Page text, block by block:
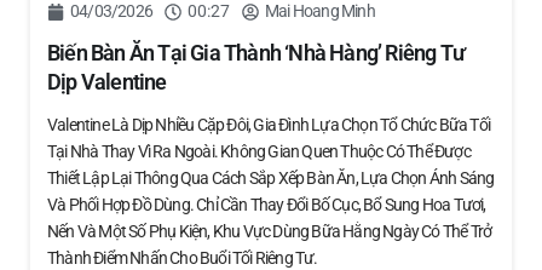
04/03/2026 00:27 Mai Hoang Minh
Biến Bàn Ăn Tại Gia Thành ‘nhà Hàng’ Riêng Tư
Dịp Valentine
Valentine Là Dịp Nhiều Cặp Đôi, Gia Đình Lựa Chọn Tổ Chức Bữa Tối
Tại Nhà Thay Vì Ra Ngoài. Không Gian Quen Thuộc Có Thể Được
Thiết Lập Lại Thông Qua Cách Sắp Xếp Bàn Ăn, Lựa Chọn Ánh Sáng
Và Phối Hợp Đồ Dùng. Chỉ Cần Thay Đổi Bố Cục, Bổ Sung Hoa Tươi,
Nến Và Một Số Phụ Kiện, Khu Vực Dùng Bữa Hằng Ngày Có Thể Trở
Thành Điểm Nhấn Cho Buổi Tối Riêng Tư.